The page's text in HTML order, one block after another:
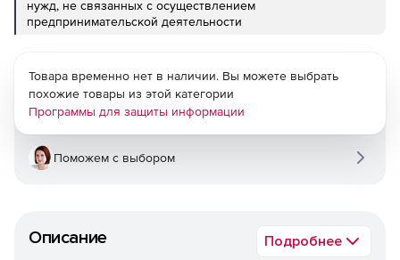
нужд, не связанных с осуществлением
предпринимательской деятельности
Описание Подробнее
Товара временно нет в наличии. Вы можете выбрать
похожие товары из этой категории
Программы для защиты информации
Поможем с выбором